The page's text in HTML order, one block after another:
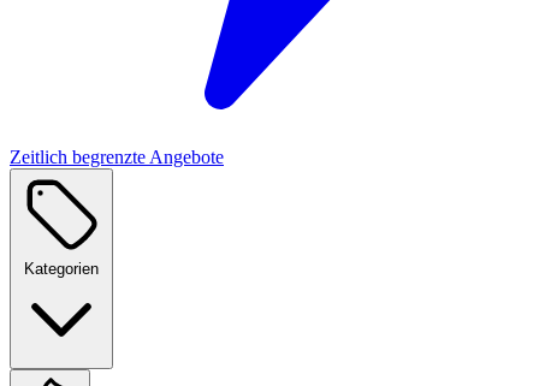
Zeitlich begrenzte Angebote
Kategorien